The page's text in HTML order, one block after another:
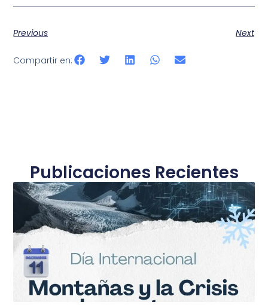
Previous Next
Compartir en:
Publicaciones Recientes